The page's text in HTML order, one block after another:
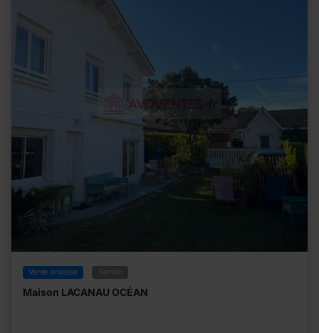
Vente amiable Terrain
Maison LACANAU OCÉAN